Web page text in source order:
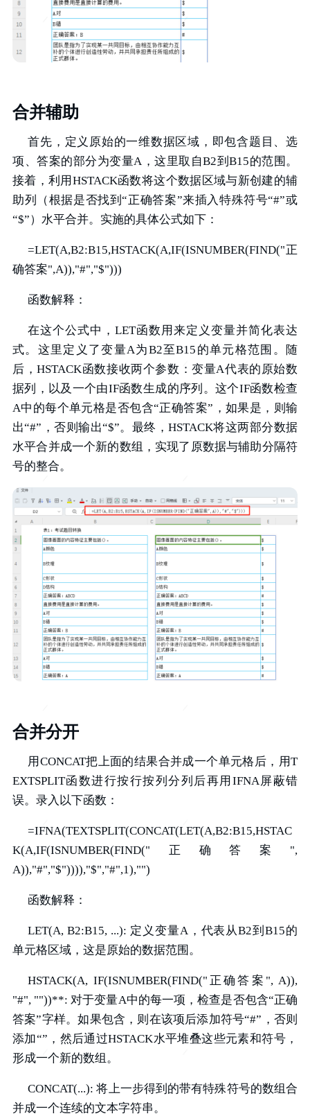
合并辅助
首先，定义原始的一维数据区域，即包含题目、选
项、答案的部分为变量A，这里取自B2到B15的范围。
接着，利用HSTACK函数将这个数据区域与新创建的辅
助列（根据是否找到“正确答案”来插入特殊符号“#”或
“$”）水平合并。实施的具体公式如下：
=LET(A,B2:B15,HSTACK(A,IF(ISNUMBER(FIND("正
确答案",A)),"#","$")))
函数解释：
在这个公式中，LET函数用来定义变量并简化表达
式。这里定义了变量A为B2至B15的单元格范围。随
后，HSTACK函数接收两个参数：变量A代表的原始数
据列，以及一个由IF函数生成的序列。这个IF函数检查
A中的每个单元格是否包含“正确答案”，如果是，则输
出“#”，否则输出“$”。最终，HSTACK将这两部分数据
水平合并成一个新的数组，实现了原数据与辅助分隔符
号的整合。
合并分开
用CONCAT把上面的结果合并成一个单元格后，用T
EXTSPLIT函数进行按行按列分列后再用IFNA屏蔽错
误。录入以下函数：
=IFNA(TEXTSPLIT(CONCAT(LET(A,B2:B15,HSTAC
K(A,IF(ISNUMBER(FIND("正确答案",
A)),"#","$")))),"$","#",1),"")
函数解释：
LET(A, B2:B15, ...): 定义变量A，代表从B2到B15的
单元格区域，这是原始的数据范围。
HSTACK(A, IF(ISNUMBER(FIND("正确答案", A)),
"#", ""))**: 对于变量A中的每一项，检查是否包含“正确
答案”字样。如果包含，则在该项后添加符号“#”，否则
添加“”，然后通过HSTACK水平堆叠这些元素和符号，
形成一个新的数组。
CONCAT(...): 将上一步得到的带有特殊符号的数组合
并成一个连续的文本字符串。